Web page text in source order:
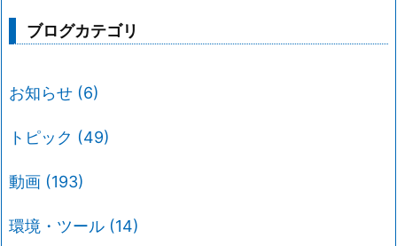
ブログカテゴリ
お知らせ (6)
トピック (49)
動画 (193)
環境・ツール (14)